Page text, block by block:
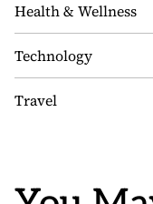
Health & Wellness
Technology
Travel